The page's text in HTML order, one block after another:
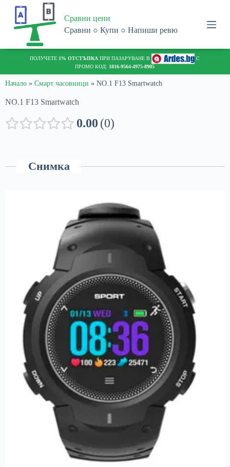
o
n
e
t
Сравни цени
Сравни ○ Купи ○ Напиши ревю
ПОЛУЧЕТЕ 1% ОТСТЪПКА ПРИ ПАЗАРУВАНЕ В
С
ПРОМО КОД: 1816-9564-4975-8905
Начало » Смарт часовници » NO.1 F13 Smartwatch
NO.1 F13 Smartwatch
0.00 0
Снимка